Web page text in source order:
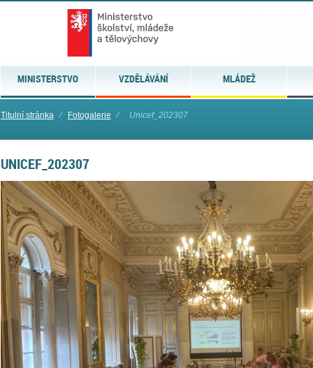
MINISTERSTVO VZDĚLÁVÁNÍ MLÁDEŽ
Titulní stránka ⁄ Fotogalerie ⁄ Unicef_202307
UNICEF_202307